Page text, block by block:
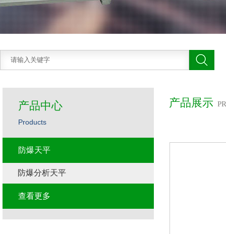
产品展示
产品中心
Products
防爆天平
防爆分析天平
查看更多